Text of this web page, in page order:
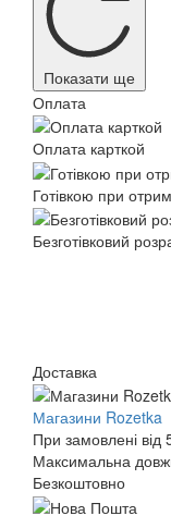
Показати ще
Оплата
Оплата карткой
Готівкою при
Безготівковий
Доставка
Магазини Rozetka
При замовлені від
Максимальна
Безкоштовно